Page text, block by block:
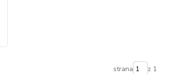
strana z 1